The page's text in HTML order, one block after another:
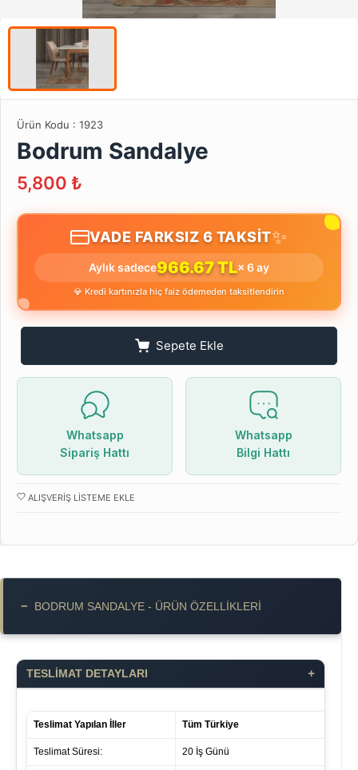
Ürün Kodu : 1923
Bodrum Sandalye
5,800 ₺
VADE FARKSIZ 6 TAKSİT✨
Aylık sadece966.67 TL× 6 ay
💎 Kredi kartınızla hiç faiz ödemeden taksitlendirin
Sepete Ekle
Whatsapp
Sipariş Hattı
Whatsapp
Bilgi Hattı
ALIŞVERIŞ LISTEME EKLE
− BODRUM SANDALYE - ÜRÜN ÖZELLIKLERI
TESLİMAT DETAYLARI +
Teslimat Yapılan İller Tüm Türkiye
Teslimat Süresi: 20 İş Günü